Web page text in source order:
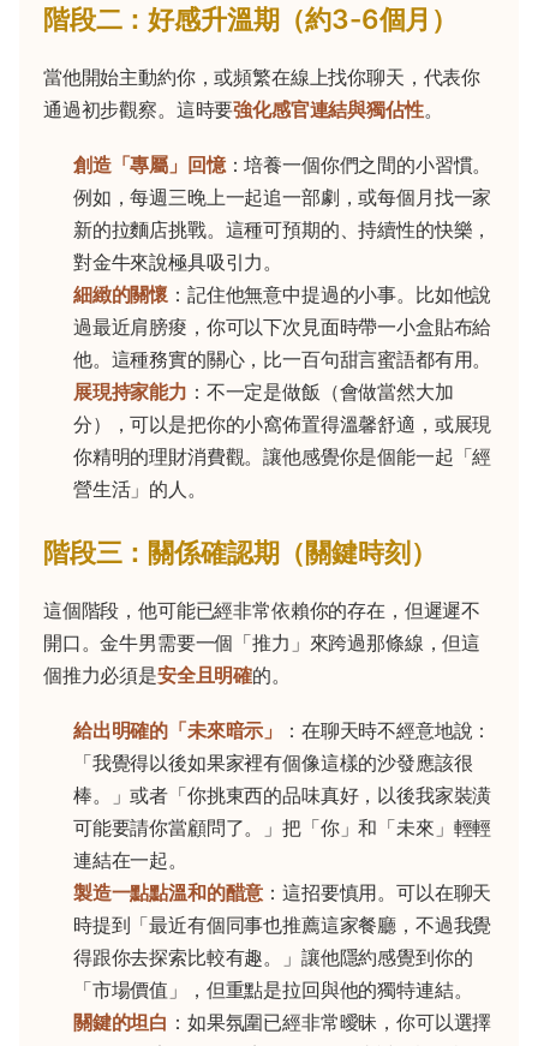
階段二：好感升溫期（約3-6個月）
當他開始主動約你，或頻繁在線上找你聊天，代表你
通過初步觀察。這時要強化感官連結與獨佔性。
創造「專屬」回憶：培養一個你們之間的小習慣。
例如，每週三晚上一起追一部劇，或每個月找一家
新的拉麵店挑戰。這種可預期的、持續性的快樂，
對金牛來說極具吸引力。
細緻的關懷 ：記住他無意中提過的小事。比如他說
過最近肩膀痠，你可以下次見面時帶一小盒貼布給
他。這種務實的關心，比一百句甜言蜜語都有用。
展現持家能力 ：不一定是做飯（會做當然大加
分），可以是把你的小窩佈置得溫馨舒適，或展現
你精明的理財消費觀。讓他感覺你是個能一起「經
營生活」的人。
階段三：關係確認期（關鍵時刻）
這個階段，他可能已經非常依賴你的存在，但遲遲不
開口。金牛男需要一個「推力」來跨過那條線，但這
個推力必須是安全且明確的。
給出明確的「未來暗示」
：在聊天時不經意地說：
「我覺得以後如果家裡有個像這樣的沙發應該很
棒。」或者「你挑東西的品味真好，以後我家裝潢
可能要請你當顧問了。」把「你」和「未來」輕輕
連結在一起。
製造一點點溫和的醋意 ：這招要慎用。可以在聊天
時提到「最近有個同事也推薦這家餐廳，不過我覺
得跟你去探索比較有趣。」讓他隱約感覺到你的
「市場價值」，但重點是拉回與他的獨特連結。
關鍵的坦白 ：如果氛圍已經非常曖昧，你可以選擇